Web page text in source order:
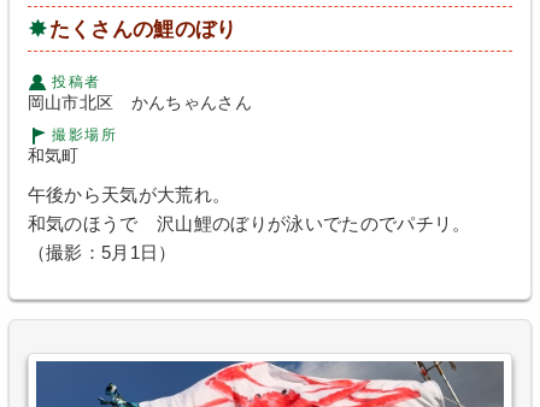
たくさんの鯉のぼり
投稿者
岡山市北区 かんちゃんさん
撮影場所
和気町
午後から天気が大荒れ。
和気のほうで 沢山鯉のぼりが泳いでたのでパチリ。
（撮影：5月1日）